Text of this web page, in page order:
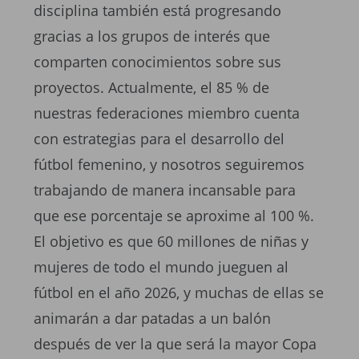
disciplina también está progresando
gracias a los grupos de interés que
comparten conocimientos sobre sus
proyectos. Actualmente, el 85 % de
nuestras federaciones miembro cuenta
con estrategias para el desarrollo del
fútbol femenino, y nosotros seguiremos
trabajando de manera incansable para
que ese porcentaje se aproxime al 100 %.
El objetivo es que 60 millones de niñas y
mujeres de todo el mundo jueguen al
fútbol en el año 2026, y muchas de ellas se
animarán a dar patadas a un balón
después de ver la que será la mayor Copa